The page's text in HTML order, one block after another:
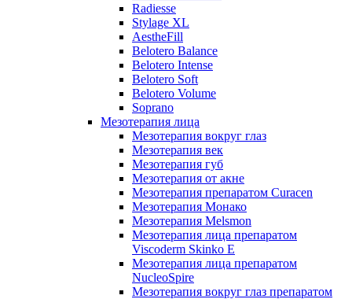
Radiesse
Stylage XL
AestheFill
Belotero Balance
Belotero Intense
Belotero Soft
Belotero Volume
Soprano
Мезотерапия лица
Мезотерапия вокруг глаз
Мезотерапия век
Мезотерапия губ
Мезотерапия от акне
Мезотерапия препаратом Curacen
Мезотерапия Монако
Мезотерапия Melsmon
Мезотерапия лица препаратом
Viscoderm Skinko E
Мезотерапия лица препаратом
NucleoSpire
Мезотерапия вокруг глаз препаратом